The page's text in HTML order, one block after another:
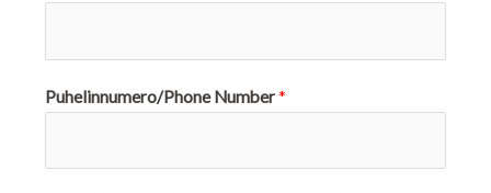
Puhelinnumero/Phone Number*